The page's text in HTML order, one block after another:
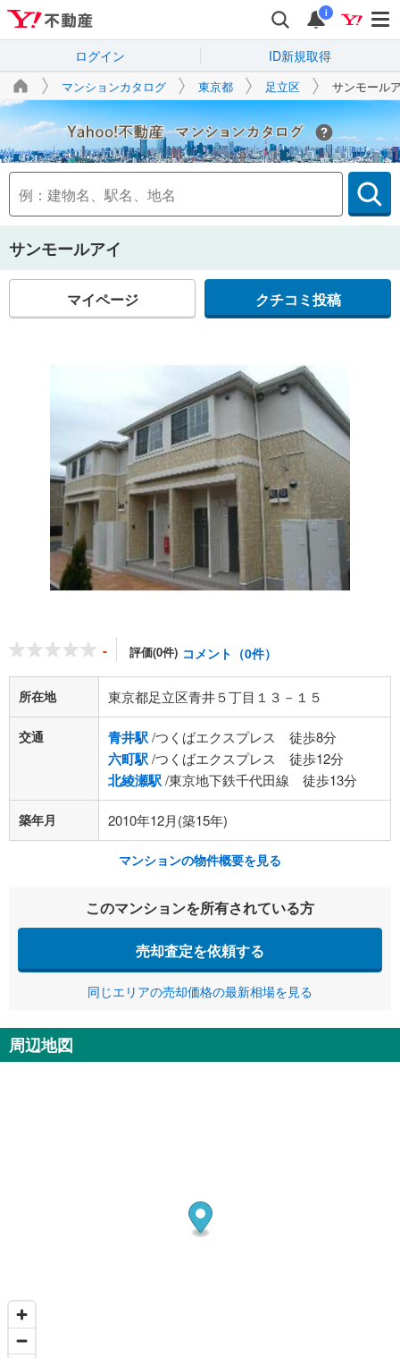
i
ログイン ID新規取得
マンションカタログ 東京都 足立区 サンモール
Yahoo!不動産
サンモールアイ
マイページ クチコミ投稿
- 評価(0件) コメント（0件）
所在地 東京都足立区青井５丁目１３－１５
交通 青井駅/つくばエクスプレス 徒歩8分
六町駅/つくばエクスプレス 徒歩12分
北綾瀬駅/東京地下鉄千代田線 徒歩13分
築年月 2010年12月(築15年)
マンションの物件概要を見る
このマンションを所有されている方
売却査定を依頼する
同じエリアの売却価格の最新相場を見る
周辺地図